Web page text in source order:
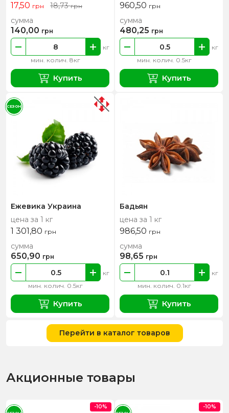
17,50 грн 18,73грн
мин. колич. 8кг
кг
сумма
140,00 грн
Купить
960,50 грн
мин. колич. 0.5кг
кг
сумма
480,25 грн
Купить
Ежевика Украина
цена за 1 кг
1 301,80 грн
мин. колич. 0.5кг
кг
сумма
650,90 грн
Купить
СЕЗОН
Бадьян
цена за 1 кг
986,50 грн
мин. колич. 0.1кг
кг
сумма
98,65 грн
Купить
Перейти в каталог товаров
Акционные товары
-10% -10%